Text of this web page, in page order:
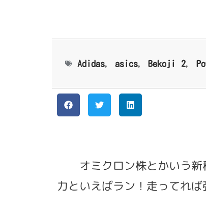
Adidas, asics,Bekoji 2
オミクロン株とかいう新
力といえばラン！走ってれば